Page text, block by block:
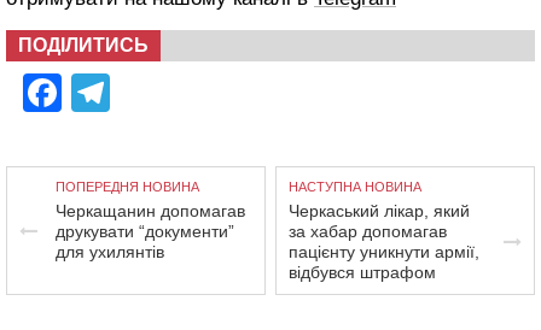
ПОДІЛИТИСЬ
Facebook
ПОПЕРЕДНЯ НОВИНА
Черкащанин допомагав
друкувати “документи”
для ухилянтів
НАСТУПНА НОВИНА
Черкаський лікар, який
за хабар допомагав
пацієнту уникнути армії,
відбувся штрафом